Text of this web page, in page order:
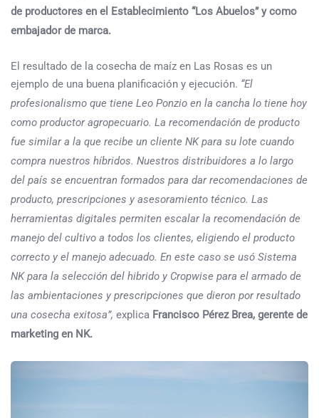
de productores en el Establecimiento “Los Abuelos” y como
embajador de marca.
El resultado de la cosecha de maíz en Las Rosas es un
ejemplo de una buena planificación y ejecución. “El
profesionalismo que tiene Leo Ponzio en la cancha lo tiene hoy
como productor agropecuario. La recomendación de producto
fue similar a la que recibe un cliente NK para su lote cuando
compra nuestros híbridos. Nuestros distribuidores a lo largo
del país se encuentran formados para dar recomendaciones de
producto, prescripciones y asesoramiento técnico. Las
herramientas digitales permiten escalar la recomendación de
manejo del cultivo a todos los clientes, eligiendo el producto
correcto y el manejo adecuado. En este caso se usó Sistema
NK para la selección del hibrido y Cropwise para el armado de
las ambientaciones y prescripciones que dieron por resultado
una cosecha exitosa”, explica Francisco Pérez Brea, gerente de
marketing en NK.